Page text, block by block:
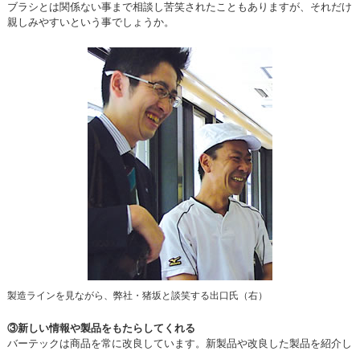
ブラシとは関係ない事まで相談し苦笑されたこともありますが、それだけ
親しみやすいという事でしょうか。
製造ラインを見ながら、弊社・猪坂と談笑する出口氏（右）
③新しい情報や製品をもたらしてくれる
バーテックは商品を常に改良しています。新製品や改良した製品を紹介し